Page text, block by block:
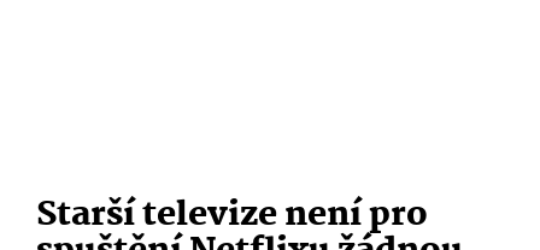
Starší televize není pro